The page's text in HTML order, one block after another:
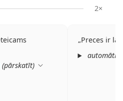
2×
(pārskatīt)
Preces ir